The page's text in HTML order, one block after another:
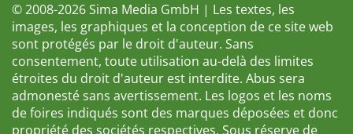
© 2008-2026 Sima Media GmbH | Les textes, les
images, les graphiques et la conception de ce site web
sont protégés par le droit d'auteur. Sans
consentement, toute utilisation au-delà des limites
étroites du droit d'auteur est interdite. Abus sera
admonesté sans avertissement. Les logos et les noms
de foires indiqués sont des marques déposées et donc
propriété des sociétés respectives. Sous réserve de